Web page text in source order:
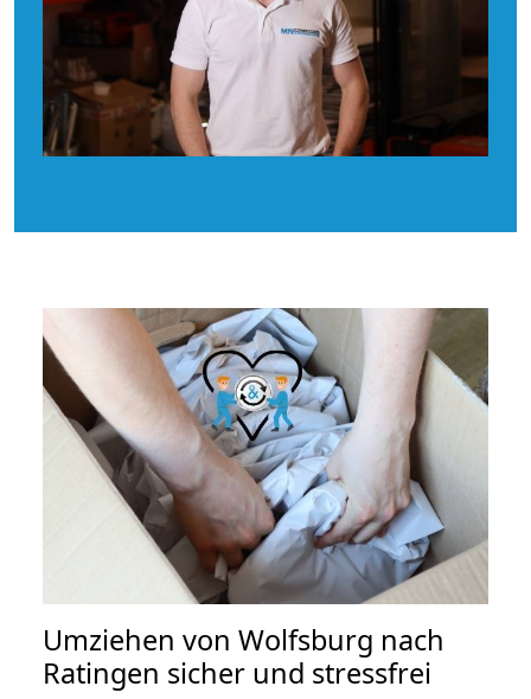
Umziehen von Wolfsburg nach
Ratingen sicher und stressfrei